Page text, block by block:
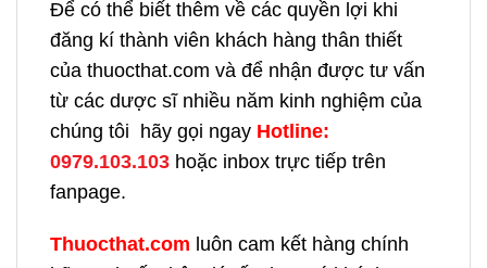
Để có thể biết thêm về các quyền lợi khi
đăng kí thành viên khách hàng thân thiết
của thuocthat.com và để nhận được tư vấn
từ các dược sĩ nhiều năm kinh nghiệm của
chúng tôi hãy gọi ngay Hotline:
0979.103.103 hoặc inbox trực tiếp trên
fanpage.
Thuocthat.com luôn cam kết hàng chính